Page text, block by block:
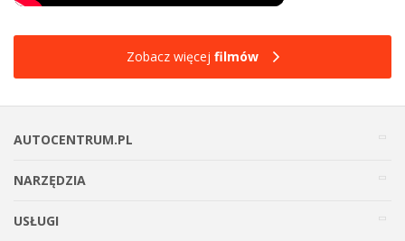
Zobacz więcej filmów
AUTOCENTRUM.PL
NARZĘDZIA
USŁUGI